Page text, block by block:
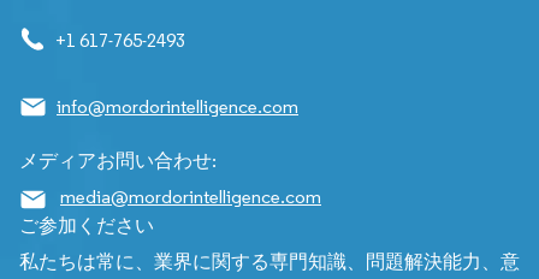
+1 617-765-2493
info@mordorintelligence.com
メディアお問い合わせ:
media@mordorintelligence.com
ご参加ください
私たちは常に、業界に関する専門知識、問題解決能力、意